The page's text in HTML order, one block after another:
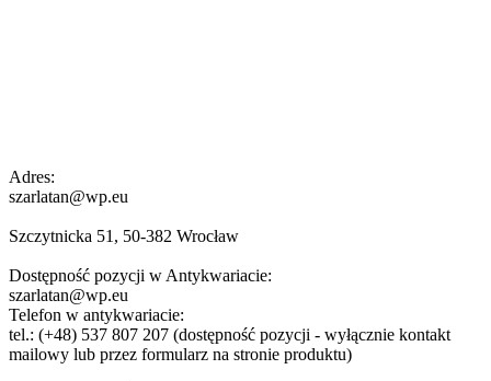
Adres:
szarlatan@wp.eu
Szczytnicka 51, 50-382 Wrocław
Dostępność pozycji w Antykwariacie:
szarlatan@wp.eu
Telefon w antykwariacie:
tel.: (+48) 537 807 207 (dostępność pozycji - wyłącznie kontakt
mailowy lub przez formularz na stronie produktu)